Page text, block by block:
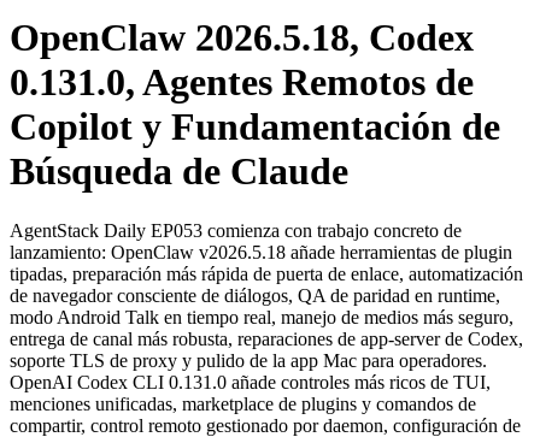
OpenClaw 2026.5.18, Codex
0.131.0, Agentes Remotos de
Copilot y Fundamentación de
Búsqueda de Claude
AgentStack Daily EP053 comienza con trabajo concreto de
lanzamiento: OpenClaw v2026.5.18 añade herramientas de plugin
tipadas, preparación más rápida de puerta de enlace, automatización
de navegador consciente de diálogos, QA de paridad en runtime,
modo Android Talk en tiempo real, manejo de medios más seguro,
entrega de canal más robusta, reparaciones de app‑server de Codex,
soporte TLS de proxy y pulido de la app Mac para operadores.
OpenAI Codex CLI 0.131.0 añade controles más ricos de TUI,
menciones unificadas, marketplace de plugins y comandos de
compartir, control remoto gestionado por daemon, configuración de